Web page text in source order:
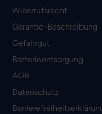
Widerrufsrecht
Garantie-Beschreibung
Gefahrgut
Batterieentsorgung
AGB
Datenschutz